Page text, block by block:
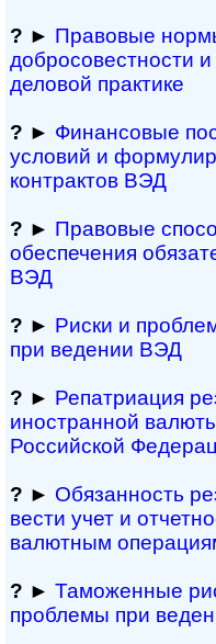
? ► Правовые
добросовестности и
деловой практике
? ► Финансовые
условий и
контрактов ВЭД
? ► Правовые
обеспечения
ВЭД
? ► Риски и
при ведении ВЭД
? ► Репатриация
иностранной
Рос­сий­ской
? ► Обязанность
вести учет и
валютным
? ► Таможенные
проблемы при